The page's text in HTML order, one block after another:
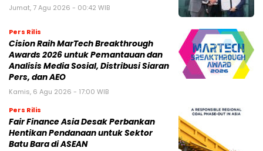
Jumat, 7 Agu 2026 - 00:42 WIB
Pers Rilis
Cision Raih MarTech Breakthrough
Awards 2026 untuk Pemantauan dan
Analisis Media Sosial, Distribusi Siaran
Pers, dan AEO
Kamis, 6 Agu 2026 - 17:00 WIB
Pers Rilis
Fair Finance Asia Desak Perbankan
Hentikan Pendanaan untuk Sektor
Batu Bara di ASEAN